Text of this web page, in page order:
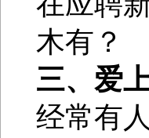
木有？
三、爱
经常有